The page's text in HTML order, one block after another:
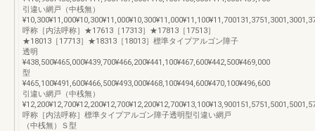
引違い網戸（中桟無）
呼称［内法呼称］★17613［17313］★17813［17513］
★18013［17713］★18313［18013］標準タイプアルゴン障子
透明
¥438,500¥465,000¥439,700¥466,200¥441,100¥467,600¥442,500¥469,000
型
¥465,100¥491,600¥466,500¥493,000¥468,100¥494,600¥470,100¥496,600
引違い網戸（中桟無）
呼称［内法呼称］標準タイプアルゴン障子透明型引違い網戸
（中桟無）Ｓ型